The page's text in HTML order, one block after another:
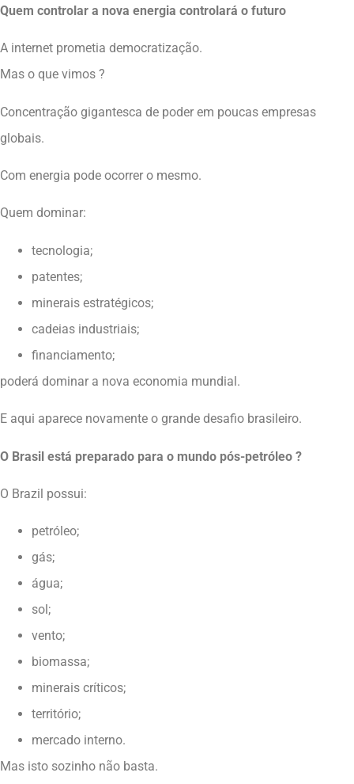
Quem controlar a nova energia controlará o futuro
A internet prometia democratização.
Mas o que vimos ?
Concentração gigantesca de poder em poucas empresas
globais.
Com energia pode ocorrer o mesmo.
Quem dominar:
tecnologia;
patentes;
minerais estratégicos;
cadeias industriais;
financiamento;
poderá dominar a nova economia mundial.
E aqui aparece novamente o grande desafio brasileiro.
O Brasil está preparado para o mundo pós-petróleo ?
O Brazil possui:
petróleo;
gás;
água;
sol;
vento;
biomassa;
minerais críticos;
território;
mercado interno.
Mas isto sozinho não basta.